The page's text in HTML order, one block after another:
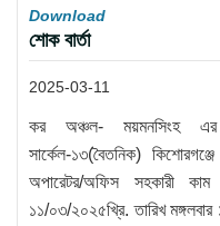
Download
শোক বার্তা
2025-03-11
কর অঞ্চল- ময়মনসিংহ এর
সার্কেল-১৩(বৈতনিক)
অপারেটর/অফিস সহকারী
১১/০৩/২০২৫খ্রি. তারিখ